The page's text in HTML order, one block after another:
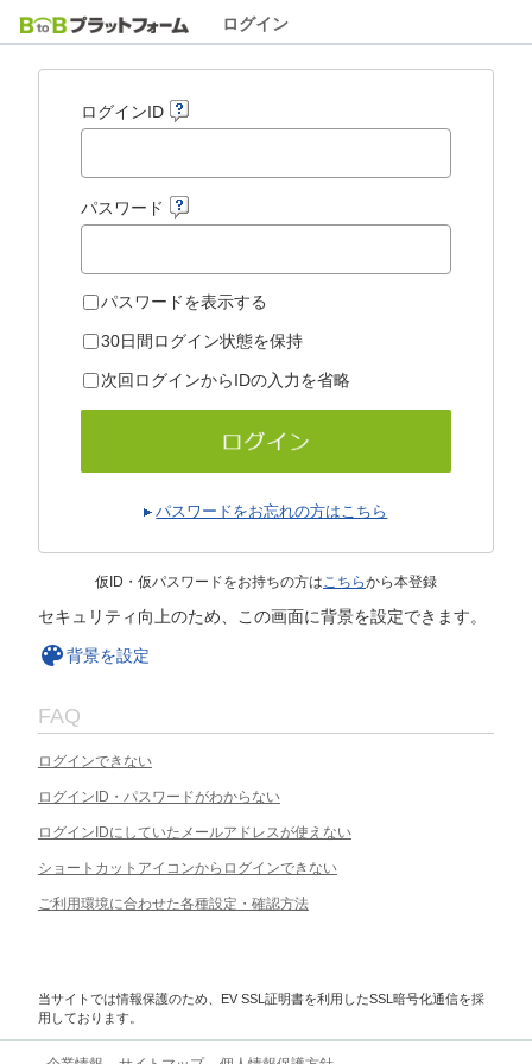
ログイン
ログインID
パスワード
パスワードを表示する
30日間ログイン状態を保持
次回ログインからIDの入力を省略
パスワードをお忘れの方はこちら
仮ID・仮パスワードをお持ちの方はこちらから本登録
セキュリティ向上のため、この画面に背景を設定できます。
背景を設定
FAQ
ログインできない
ログインID・パスワードがわからない
ログインIDにしていたメールアドレスが使えない
ショートカットアイコンからログインできない
ご利用環境に合わせた各種設定・確認方法
当サイトでは情報保護のため、EV SSL証明書を利用したSSL暗号化通信を採
用しております。